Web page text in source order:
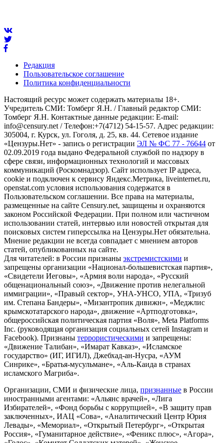
Редакция
Пользовательское соглашение
Политика конфиденциальности
Настоящий ресурс может содержать материалы 18+.
Учредитель СМИ: Томберг Я.Н. / Главный редактор СМИ:
Томберг Я.Н. Контактные данные редакции: E-mail:
info@censury.net / Телефон:+7(4712) 54-15-57. Адрес редакции:
305004, г. Курск, ул. Гоголя, д. 25, кв. 44. Сетевое издание
«Цензуры.Нет» - запись о регистрации ЭЛ № ФС 77 - 76644 от
02.09.2019 года выдано Федеральной службой по надзору в
сфере связи, информационных технологий и массовых
коммуникаций (Роскомнадзор). Сайт использует IP адреса,
cookie и подключен к сервису Яндекс.Метрика, liveinternet.ru,
openstat.com условия использования содержатся в
Пользовательском соглашении. Все права на материалы,
размещенные на сайте Censury.net, защищены и охраняются
законом Российской Федерации. При полном или частичном
использовании статей, интервью или новостей открытая для
поисковых систем гиперссылка на Цензуры.Нет обязательна.
Мнение редакции не всегда совпадает с мнением авторов
статей, опубликованных на сайте.
Для читателей: в России признаны экстремистскими и
запрещены организации «Национал-большевистская партия»,
«Свидетели Иеговы», «Армия воли народа», «Русский
общенациональный союз», «Движение против нелегальной
иммиграции», «Правый сектор», УНА-УНСО, УПА, «Тризуб
им. Степана Бандеры», «Мизантропик дивижн», «Меджлис
крымскотатарского народа», движение «Артподготовка»,
общероссийская политическая партия «Воля», Meta Platforms
Inc. (руководящая организация социальных сетей Instagram и
Facebook). Признаны террористическими и запрещены:
«Движение Талибан», «Имарат Кавказ», «Исламское
государство» (ИГ, ИГИЛ), Джебхад-ан-Нусра, «АУМ
Синрике», «Братья-мусульмане», «Аль-Каида в странах
исламского Магриба».
Организации, СМИ и физические лица, признанные в России
иностранными агентами: «Альянс врачей», «Лига
Избирателей», «Фонд борьбы с коррупцией», «В защиту прав
заключенных», ИАЦ «Сова», «Аналитический Центр Юрия
Левады», «Мемориал», «Открытый Петербург», «Открытая
Россия», «Гуманитарное действие», «Феникс плюс», «Агора»,